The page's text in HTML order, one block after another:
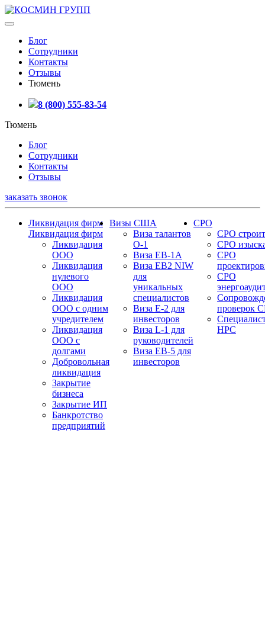
Блог
Сотрудники
Контакты
Отзывы
Тюмень
8 (800) 555-83-54
Тюмень
Блог
Сотрудники
Контакты
Отзывы
заказать звонок
Ликвидация фирм
Ликвидация фирм
Ликвидация
ООО
Ликвидация
нулевого
ООО
Ликвидация
ООО с одним
учредителем
Ликвидация
ООО с
долгами
Добровольная
ликвидация
Закрытие
бизнеса
Закрытие ИП
Банкротство
предприятий
Визы США
Виза талантов
О-1
Виза EB-1A
Виза EB2 NIW
для
уникальных
специалистов
Виза E-2 для
инвесторов
Виза L-1 для
руководителей
Виза EB-5 для
инвесторов
СРО
СРО
СРО
СРО
СРО
проверок
НРС